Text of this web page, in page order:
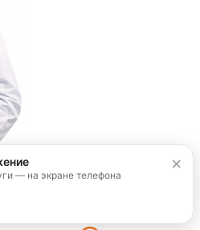
— на экране телефона
×